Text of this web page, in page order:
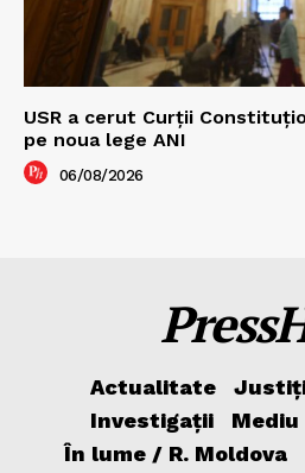
USR a cerut Curții
pe noua lege ANI
06/08/2026
Actualitate
Investigații
Mediu
În lume / R. Moldova